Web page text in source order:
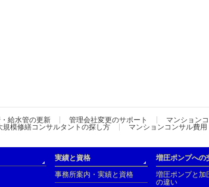
給水管の更新 管理会社変更のサポート マンション
規模修繕コンサルタントの探し方 マンションコンサル費用
実績と資格
事務所案内・実績と資格
増圧ポンプへの
増圧ポンプと加
の違い